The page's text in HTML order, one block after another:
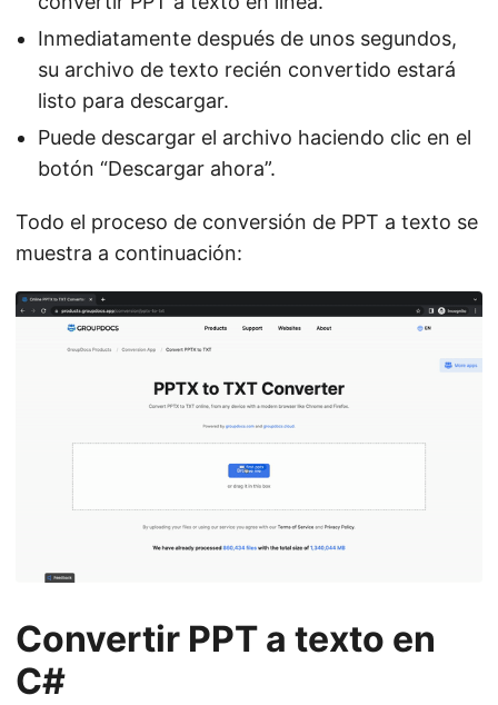
Inmediatamente después de unos segundos,
su archivo de texto recién convertido estará
listo para descargar.
Puede descargar el archivo haciendo clic en el
botón “Descargar ahora”.
Todo el proceso de conversión de PPT a texto se
muestra a continuación:
Convertir PPT a texto en
C#